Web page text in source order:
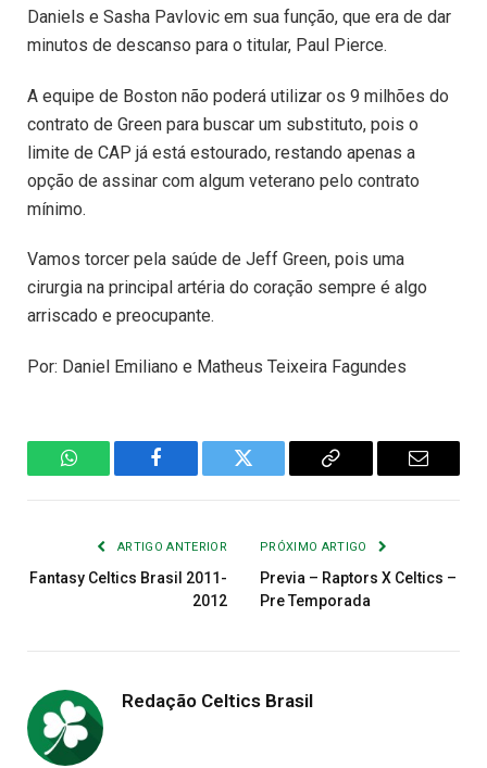
Daniels e Sasha Pavlovic em sua função, que era de dar
minutos de descanso para o titular, Paul Pierce.
A equipe de Boston não poderá utilizar os 9 milhões do
contrato de Green para buscar um substituto, pois o
limite de CAP já está estourado, restando apenas a
opção de assinar com algum veterano pelo contrato
mínimo.
Vamos torcer pela saúde de Jeff Green, pois uma
cirurgia na principal artéria do coração sempre é algo
arriscado e preocupante.
Por: Daniel Emiliano e Matheus Teixeira Fagundes
WhatsAppFacebook Twitter
Copiar
E-
ARTIGO ANTERIOR
Fantasy Celtics Brasil 2011-
2012
PRÓXIMO ARTIGO
Previa – Raptors X Celtics –
Pre Temporada
Redação Celtics Brasil